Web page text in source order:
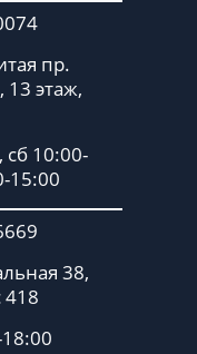
пр.
13 этаж,
сб 10:00-
15:00
38,
418